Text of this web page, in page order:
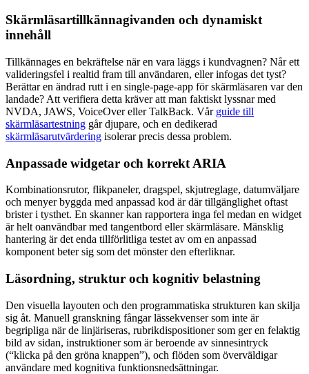
Skärmläsartillkännagivanden och dynamiskt
innehåll
Tillkännages en bekräftelse när en vara läggs i kundvagnen? Når ett
valideringsfel i realtid fram till användaren, eller infogas det tyst?
Berättar en ändrad rutt i en single-page-app för skärmläsaren var den
landade? Att verifiera detta kräver att man faktiskt lyssnar med
NVDA, JAWS, VoiceOver eller TalkBack. Vår guide till
skärmläsartestning går djupare, och en dedikerad
skärmläsarutvärdering isolerar precis dessa problem.
Anpassade widgetar och korrekt ARIA
Kombinationsrutor, flikpaneler, dragspel, skjutreglage, datumväljare
och menyer byggda med anpassad kod är där tillgänglighet oftast
brister i tysthet. En skanner kan rapportera inga fel medan en widget
är helt oanvändbar med tangentbord eller skärmläsare. Mänsklig
hantering är det enda tillförlitliga testet av om en anpassad
komponent beter sig som det mönster den efterliknar.
Läsordning, struktur och kognitiv belastning
Den visuella layouten och den programmatiska strukturen kan skilja
sig åt. Manuell granskning fångar lässekvenser som inte är
begripliga när de linjäriseras, rubrikdispositioner som ger en felaktig
bild av sidan, instruktioner som är beroende av sinnesintryck
(“klicka på den gröna knappen”), och flöden som överväldigar
användare med kognitiva funktionsnedsättningar.